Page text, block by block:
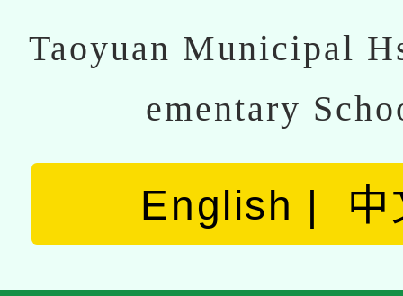
Taoyuan Municipal
ementary
English 中